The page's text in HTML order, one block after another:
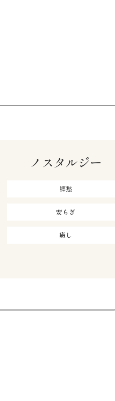
ノスタルジー
郷愁
安らぎ
癒し